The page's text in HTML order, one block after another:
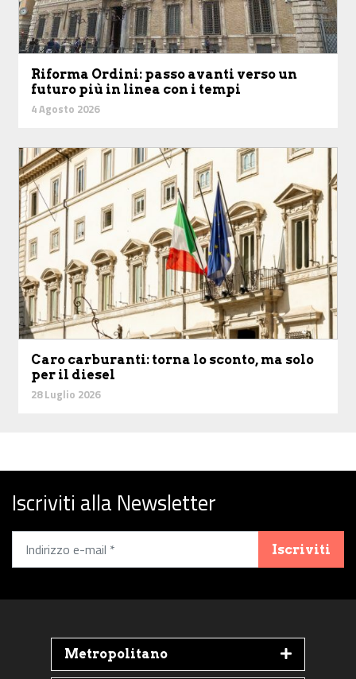
Riforma Ordini: passo avanti verso un
futuro più in linea con i tempi
4 Agosto 2026
Caro carburanti: torna lo sconto, ma solo
per il diesel
28 Luglio 2026
Iscriviti alla Newsletter
Iscriviti
Metropolitano